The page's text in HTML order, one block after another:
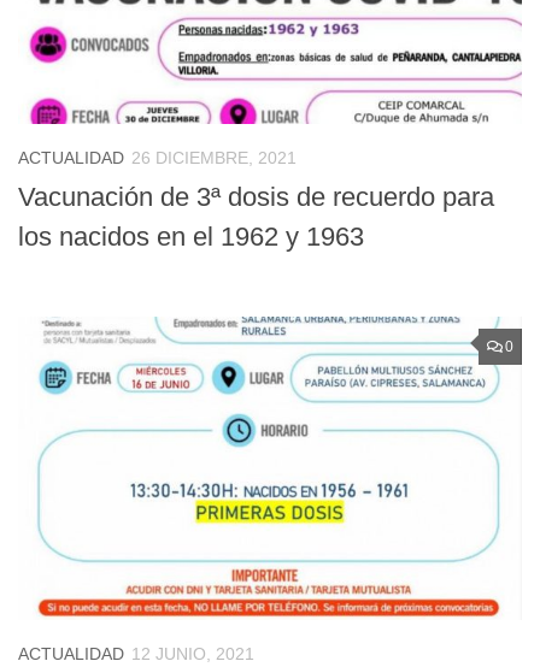
ACTUALIDAD 26 DICIEMBRE, 2021
Vacunación de 3ª dosis de recuerdo para
los nacidos en el 1962 y 1963
0
ACTUALIDAD 12 JUNIO, 2021